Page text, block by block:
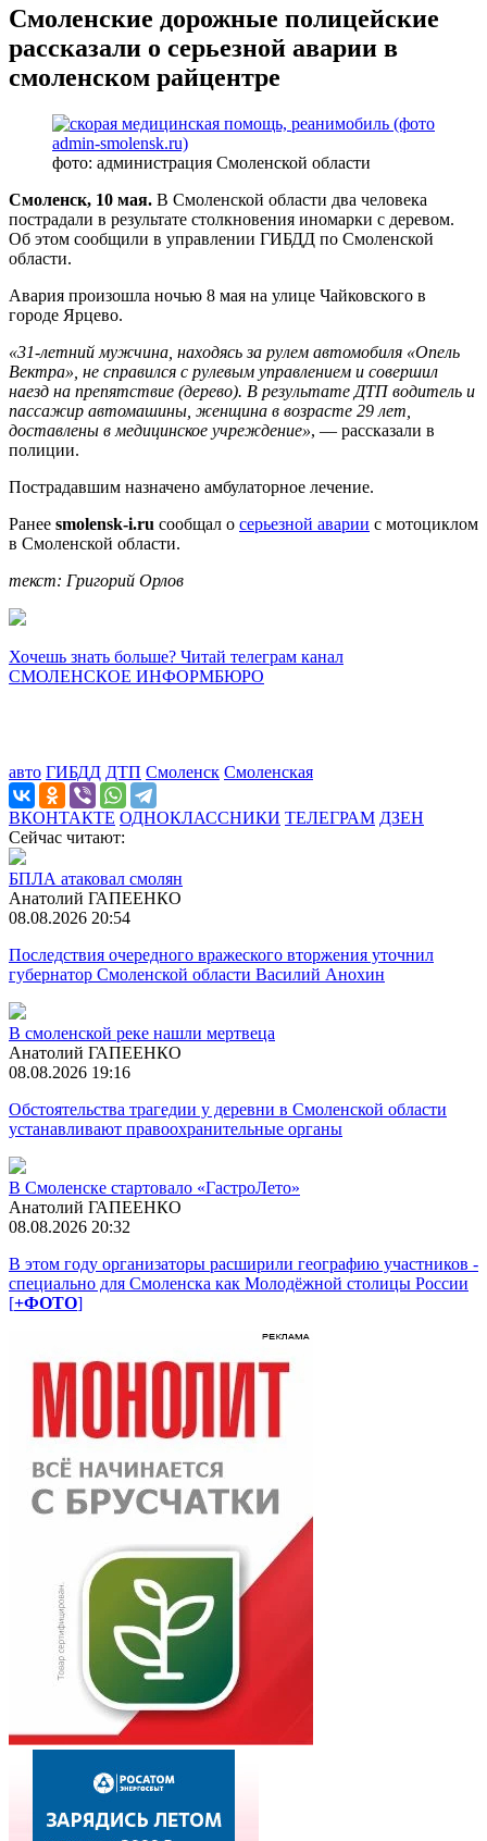
Смоленские дорожные полицейские
рассказали о серьезной аварии в
смоленском райцентре
фото: администрация Смоленской области
Смоленск, 10 мая. В Смоленской области два человека
пострадали в результате столкновения иномарки с деревом.
Об этом сообщили в управлении ГИБДД по Смоленской
области.
Авария произошла ночью 8 мая на улице Чайковского в
городе Ярцево.
«31-летний мужчина, находясь за рулем автомобиля «Опель
Вектра», не справился с рулевым управлением и совершил
наезд на препятствие (дерево). В результате ДТП водитель и
пассажир автомашины, женщина в возрасте 29 лет,
доставлены в медицинское учреждение», — рассказали в
полиции.
Пострадавшим назначено амбулаторное лечение.
Ранее smolensk-i.ru сообщал о серьезной аварии с мотоциклом
в Смоленской области.
текст: Григорий Орлов
Хочешь знать больше? Читай телеграм канал
СМОЛЕНСКОЕ ИНФОРМБЮРО
авто ГИБДД ДТП Смоленск Смоленская
ВКОНТАКТЕ ОДНОКЛАССНИКИ ТЕЛЕГРАМ ДЗЕН
Сейчас читают:
БПЛА атаковал смолян
Анатолий ГАПЕЕНКО
08.08.2026 20:54
Последствия очередного вражеского вторжения уточнил
губернатор Смоленской области Василий Анохин
В смоленской реке нашли мертвеца
Анатолий ГАПЕЕНКО
08.08.2026 19:16
Обстоятельства трагедии у деревни в Смоленской области
устанавливают правоохранительные органы
В Смоленске стартовало «ГастроЛето»
Анатолий ГАПЕЕНКО
08.08.2026 20:32
В этом году организаторы расширили географию участников -
специально для Смоленска как Молодёжной столицы России
[+ФОТО]